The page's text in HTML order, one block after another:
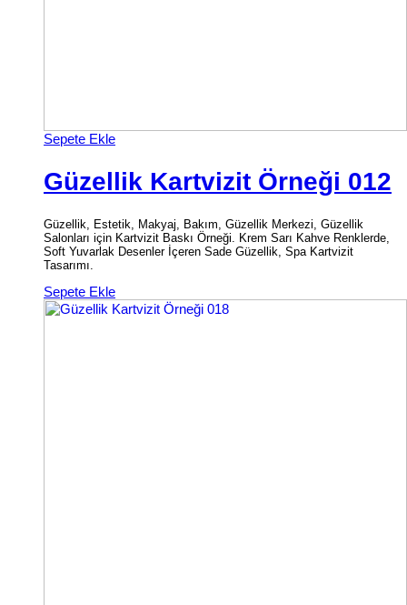
Sepete Ekle
Güzellik Kartvizit Örneği 012
Güzellik, Estetik, Makyaj, Bakım, Güzellik Merkezi, Güzellik
Salonları için Kartvizit Baskı Örneği. Krem Sarı Kahve Renklerde,
Soft Yuvarlak Desenler İçeren Sade Güzellik, Spa Kartvizit
Tasarımı.
Sepete Ekle